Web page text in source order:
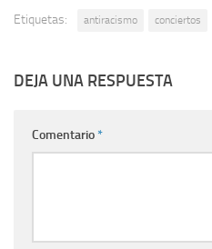
Etiquetas: antiracismo conciertos
DEJA UNA RESPUESTA
Comentario*